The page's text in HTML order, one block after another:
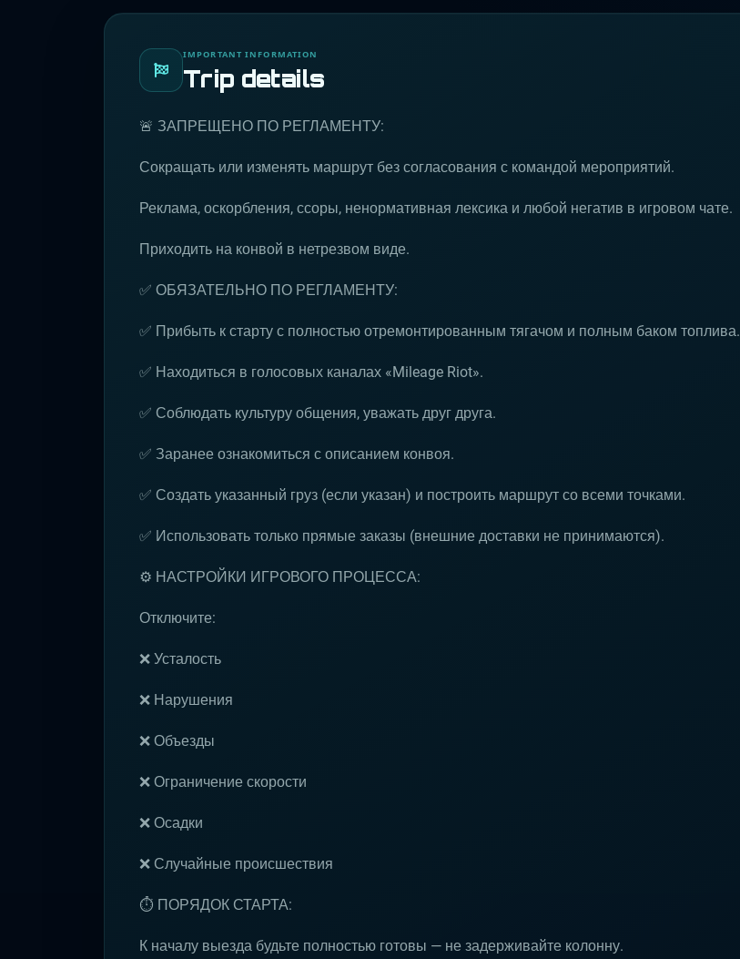
IMPORTANT INFORMATION
Trip details
🚨 ЗАПРЕЩЕНО ПО РЕГЛАМЕНТУ:
Сокращать или изменять маршрут без согласования с командой мероприятий.
Реклама, оскорбления, ссоры, ненормативная лексика и любой негатив в игровом чате.
Приходить на конвой в нетрезвом виде.
✅ ОБЯЗАТЕЛЬНО ПО РЕГЛАМЕНТУ:
✅ Прибыть к старту с полностью отремонтированным тягачом и полным баком топлива.
✅ Находиться в голосовых каналах «Mileage Riot».
✅ Соблюдать культуру общения, уважать друг друга.
✅ Заранее ознакомиться с описанием конвоя.
✅ Создать указанный груз (если указан) и построить маршрут со всеми точками.
✅ Использовать только прямые заказы (внешние доставки не принимаются).
⚙️ НАСТРОЙКИ ИГРОВОГО ПРОЦЕССА:
Отключите:
❌ Усталость
❌ Нарушения
❌ Объезды
❌ Ограничение скорости
❌ Осадки
❌ Случайные происшествия
⏱ ПОРЯДОК СТАРТА:
К началу выезда будьте полностью готовы — не задерживайте колонну.